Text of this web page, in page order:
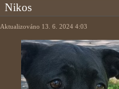
Nikos
Aktualizováno 13. 6. 2024 4:03